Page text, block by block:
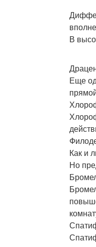
В
Еще
Как и
Но